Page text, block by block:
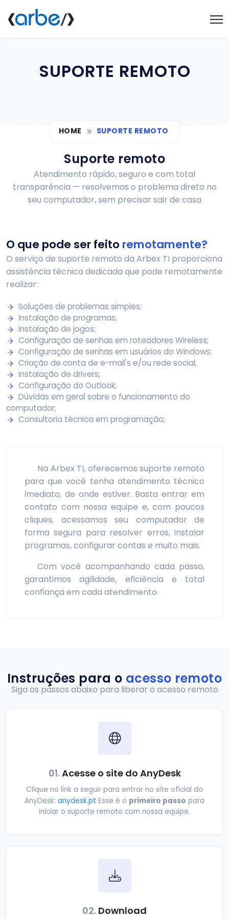
SUPORTE REMOTO
HOME SUPORTE REMOTO
Suporte remoto
Atendimento rápido, seguro e com total
transparência — resolvemos o problema direto no
seu computador, sem precisar sair de casa
Na Arbex TI, oferecemos suporte remoto
para que você tenha atendimento técnico
imediato, de onde estiver. Basta entrar em
contato com nossa equipe e, com poucos
cliques, acessamos seu computador de
forma segura para resolver erros, instalar
programas, configurar contas e muito mais.
Com você acompanhando cada passo,
garantimos agilidade, eficiência e total
confiança em cada atendimento.
O que pode ser feitoremotamente?
O serviço de suporte remoto da Arbex TI proporciona
assistência técnica dedicada que pode remotamente
realizar:
Soluções de problemas simples;
Instalação de programas;
Instalação de jogos;
Configuração de senhas em roteadores Wireless;
Configuração de senhas em usuários do Windows;
Criação de conta de e-mail's e/ou rede social;
Instalação de drivers;
Configuração do Outlook;
Dúvidas em geral sobre o funcionamento do
computador;
Consultoria técnica em programação;
Instruções para o acesso remoto
Siga os passos abaixo para liberar o acesso remoto
01.Acesse o site do AnyDesk
Clique no link a seguir para entrar no site oficial do
AnyDesk: anydesk.pt Esse é o primeiro passo para
iniciar o suporte remoto com nossa equipe.
02.Download